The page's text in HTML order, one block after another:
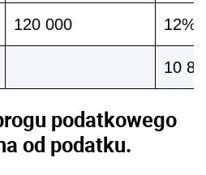
120 000 12%
10
podatkowego
od podatku.